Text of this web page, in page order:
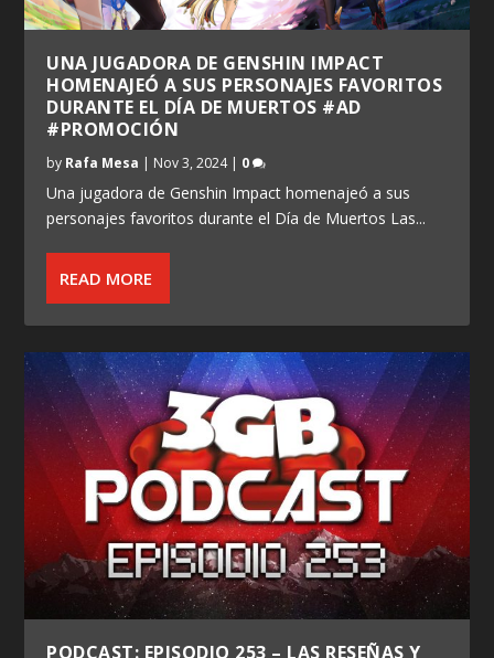
UNA JUGADORA DE GENSHIN IMPACT
HOMENAJEÓ A SUS PERSONAJES FAVORITOS
DURANTE EL DÍA DE MUERTOS #AD
#PROMOCIÓN
by Rafa Mesa | Nov 3, 2024| 0
Una jugadora de Genshin Impact homenajeó a sus
personajes favoritos durante el Día de Muertos Las...
READ MORE
PODCAST: EPISODIO 253 – LAS RESEÑAS Y